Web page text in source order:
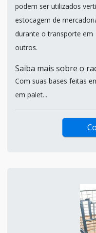
podem ser utilizados
estocagem de
durante o transporte em
outros.
Saiba mais sobre o
Com suas bases feitas
em palet...